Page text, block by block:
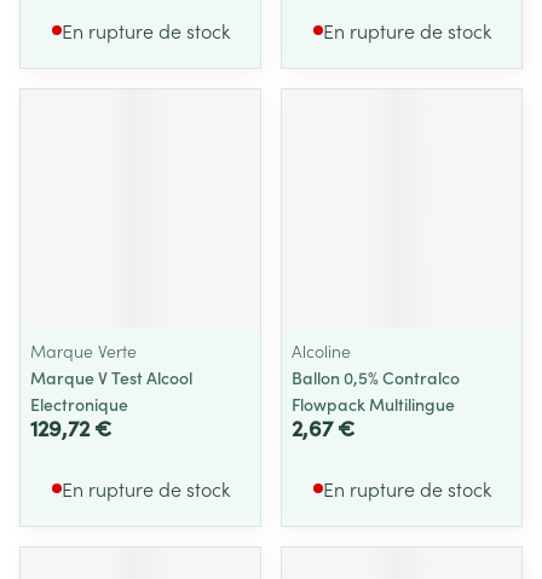
En rupture de stock En rupture de stock
Marque Verte
Marque V Test Alcool
Electronique
129,72 €
En rupture de stock
Alcoline
Ballon 0,5% Contralco
Flowpack Multilingue
2,67 €
En rupture de stock